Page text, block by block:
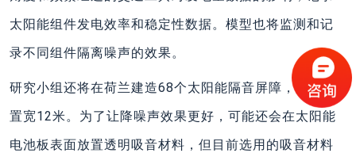
太阳能组件发电效率和稳定性数据。模型也将监测和记
录不同组件隔离噪声的效果。
研究小组还将在荷兰建造68个太阳能隔音屏障，测试装
置宽12米。为了让降噪声效果更好，可能还会在太阳能
电池板表面放置透明吸音材料，但目前选用的吸音材料